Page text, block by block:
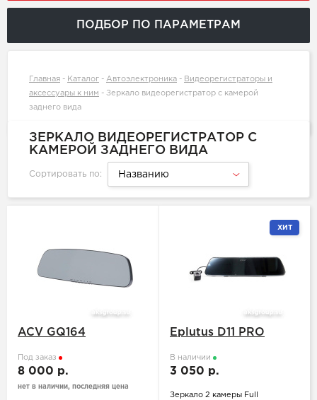
ПОДБОР ПО ПАРАМЕТРАМ
Главная - Каталог - Автоэлектроника - Видеорегистраторы и
аксессуары к ним - Зеркало видеорегистратор с камерой
заднего вида
ЗЕРКАЛО ВИДЕОРЕГИСТРАТОР С
КАМЕРОЙ ЗАДНЕГО ВИДА
Сортировать по: Названию
ACV GQ164
Под заказ
8 000 р.
нет в наличии, последняя цена
ХИТ
Eplutus D11 PRO
В наличии
3 050 р.
Зеркало 2 камеры Full